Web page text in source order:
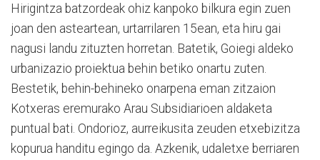
Hirigintza batzordeak ohiz kanpoko bilkura egin zuen
joan den asteartean, urtarrilaren 15ean, eta hiru gai
nagusi landu zituzten horretan. Batetik, Goiegi aldeko
urbanizazio proiektua behin betiko onartu zuten.
Bestetik, behin-behineko onarpena eman zitzaion
Kotxeras eremurako Arau Subsidiarioen aldaketa
puntual bati. Ondorioz, aurreikusita zeuden etxebizitza
kopurua handitu egingo da. Azkenik, udaletxe berriaren